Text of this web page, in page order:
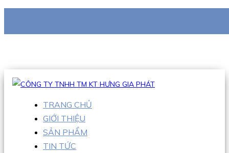
Hotline:0938 710 079
TRANG CHỦ
GIỚI THIỆU
SẢN PHẨM
TIN TỨC